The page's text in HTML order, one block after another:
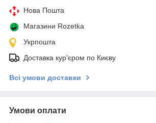
Нова Пошта
Магазини Rozetka
Укрпошта
Доставка кур'єром по Києву
Всі умови доставки
Умови оплати